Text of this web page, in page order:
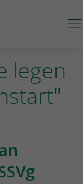
Starseite
legen